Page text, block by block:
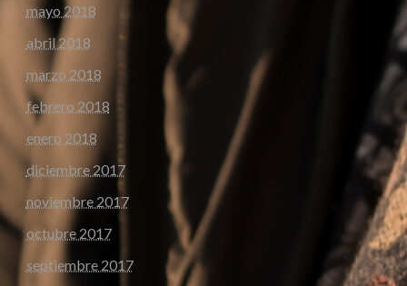
mayo 2018
abril 2018
marzo 2018
febrero 2018
enero 2018
diciembre 2017
noviembre 2017
octubre 2017
septiembre 2017